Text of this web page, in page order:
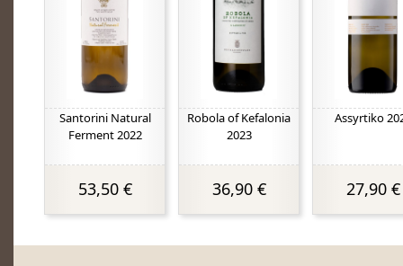
Santorini Natural
Ferment 2022
53,50 €
Robola of Kefalonia
2023
36,90 €
Assyrtiko
27,90 €